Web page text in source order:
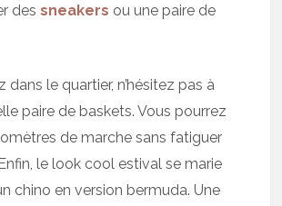
dessneakers ou une paire de
dans le quartier, n’hésitez pas à
paire de baskets. Vous pourrez
de marche sans fatiguer
le look cool estival se marie
chino en version bermuda. Une